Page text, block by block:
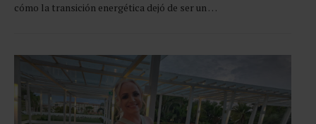
cómo la transición energética dejó de ser un …